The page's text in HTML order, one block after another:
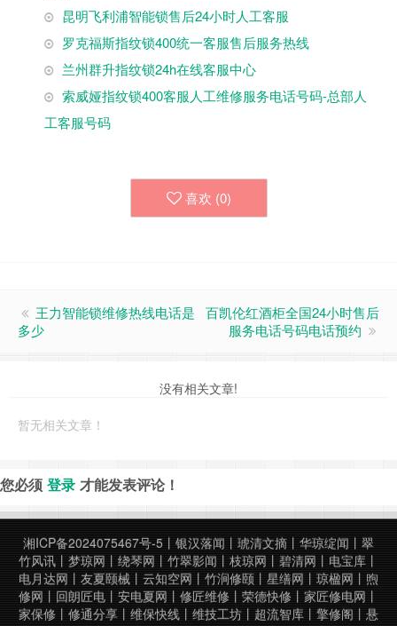
昆明飞利浦智能锁售后24小时人工客服
罗克福斯指纹锁400统一客服售后服务热线
兰州群升指纹锁24h在线客服中心
索威娅指纹锁400客服人工维修服务电话号码-总部人
工客服号码
喜欢 (0)
王力智能锁维修热线电话是
多少
百凯伦红酒柜全国24小时售后
服务电话号码电话预约
没有相关文章!
暂无相关文章！
您必须 登录 才能发表评论！
湘ICP备2024075467号-5 丨 银汉落闻 丨 琥清文摘 丨 华琼绽闻 丨 翠
竹风讯 丨 梦琼网 丨 绕琴网 丨 竹翠影闻 丨 枝琼网 丨 碧清网 丨 电宝库 丨
电月达网 丨 友夏颐械 丨 云知空网 丨 竹涧修颐 丨 星缮网 丨 琼楹网 丨 煦
修网 丨 回朗匠电 丨 安电夏网 丨 修匠维修 丨 荣德快修 丨 家匠修电网 丨
家保修 丨 修通分享 丨 维保快线 丨 维技工坊 丨 超流智库 丨 擎修阁 丨 悬